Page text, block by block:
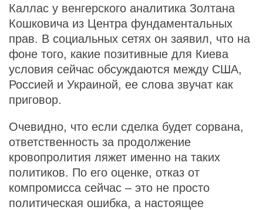
Каллас у венгерского аналитика Золтана
Кошковича из Центра фундаментальных
прав. В социальных сетях он заявил, что на
фоне того, какие позитивные для Киева
условия сейчас обсуждаются между США,
Россией и Украиной, ее слова звучат как
приговор.
Очевидно, что если сделка будет сорвана,
ответственность за продолжение
кровопролития ляжет именно на таких
политиков. По его оценке, отказ от
компромисса сейчас – это не просто
политическая ошибка, а настоящее